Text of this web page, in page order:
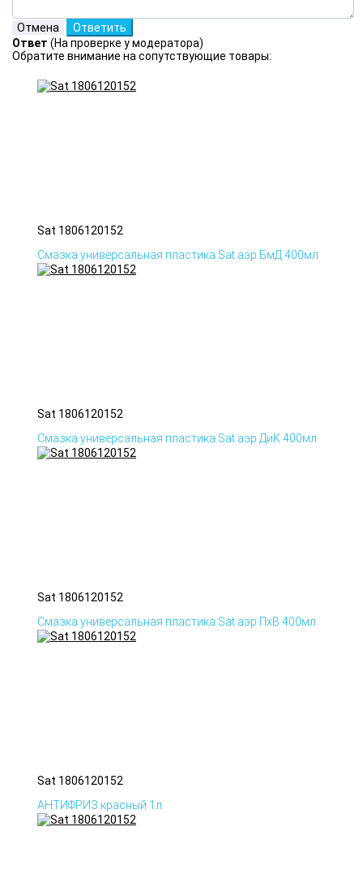
Ответ (На проверке у модератора)
Обратите внимание на сопутствующие товары:
Sat 1806120152
Смазка универсальная пластика Sat аэр БмД 400мл
Sat 1806120152
Смазка универсальная пластика Sat аэр ДиК 400мл
Sat 1806120152
Смазка универсальная пластика Sat аэр ПхВ 400мл
Sat 1806120152
АНТИФРИЗ красный 1л.